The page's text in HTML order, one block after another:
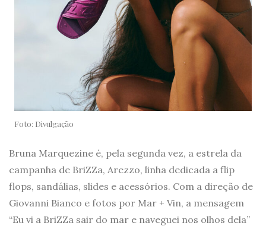
Foto: Divulgação
Bruna Marquezine é, pela segunda vez, a estrela da
campanha de BriZZa, Arezzo, linha dedicada a flip
flops, sandálias, slides e acessórios. Com a direção de
Giovanni Bianco e fotos por Mar + Vin, a mensagem
“Eu vi a BriZZa sair do mar e naveguei nos olhos dela”